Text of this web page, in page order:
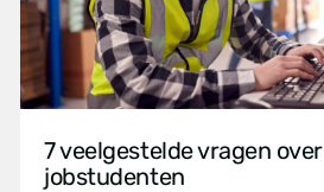
7 veelgestelde vragen over
jobstudenten